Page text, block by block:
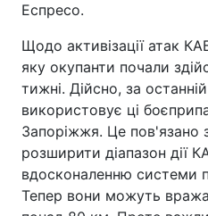
Еспресо.
Щодо активізації атак
яку окупанти почали
тижні. Дійсно, за
використовує ці
Запоріжжя. Це пов'язано
розширити діапазон дії
вдосконаленню системи
Тепер вони можуть